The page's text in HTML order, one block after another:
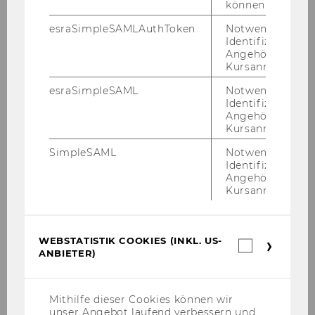
Exercise No. 23: Airport and Flight Database
Exercise No. 24: Price Control for a Sales Order
Exercise No. 25: Customizing a Production
Exercise No. 26: Stock Management
Exercise No. 27: Purchasing Process
Exercise No. 27: Purchasing Process
können.
esraSimpleSAMLAuthToken
Notwendig zur
Identifizierung
Angehörige/r für
Kursanmeldung.
esraSimpleSAML
Notwendig zur
Identifizierung
Angehörige/r für
Kursanmeldung.
SimpleSAML
Notwendig zur
Identifizierung
Angehörige/r für
Kursanmeldung.
WEBSTATISTIK COOKIES (INKL. US-
ANBIETER)
Mithilfe dieser Cookies können wir
unser Angebot laufend verbessern und